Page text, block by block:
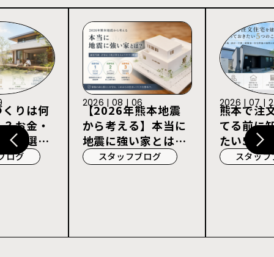
りは何
お金・
社選び
ログ
【2026年熊本地震
から考える】本当に
地震に強い家とは？
耐震等級3・許容応
スタッフブログ
2026 | 08 | 06
熊本で注
てる前に
たい5つ
スタッ
2026 | 07 |